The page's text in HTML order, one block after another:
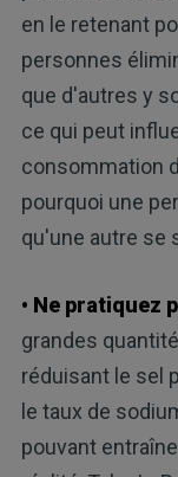
en le retenant
personnes
que d'autres y
ce qui peut
consommation
pourquoi une
qu'une autre se
• Ne pratiquez
grandes
réduisant le sel
le taux de
pouvant